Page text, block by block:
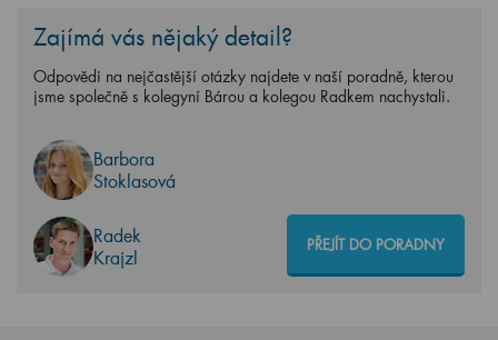
Zajímá vás nějaký detail?
Odpovědi na nejčastější otázky najdete v naší poradně, kterou
jsme společně s kolegyní Bárou a kolegou Radkem nachystali.
Barbora
Stoklasová
Radek
Krajzl
PŘEJÍT DO PORADNY